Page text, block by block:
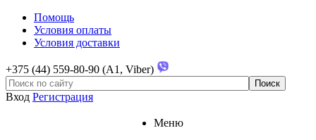
Помощь
Условия оплаты
Условия доставки
+375 (44) 559-80-90 (A1, Viber)
Вход Регистрация
Меню